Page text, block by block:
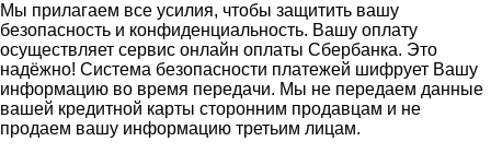
Мы прилагаем все усилия, чтобы защитить вашу
безопасность и конфиденциальность. Вашу оплату
осуществляет сервис онлайн оплаты Сбербанка. Это
надёжно! Система безопасности платежей шифрует Вашу
информацию во время передачи. Мы не передаем данные
вашей кредитной карты сторонним продавцам и не
продаем вашу информацию третьим лицам.